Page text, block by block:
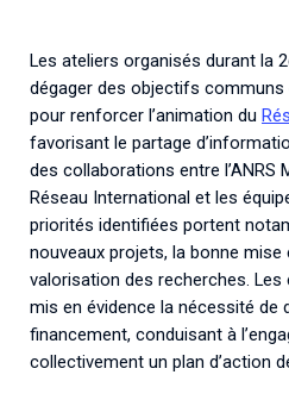
Les ateliers organisés durant la
dégager des objectifs
pour renforcer l’animation du
favorisant le partage
des collaborations entre l’ANRS
Réseau International et les
priorités identifiées portent
nouveaux projets, la bonne
valorisation des recherches.
mis en évidence la nécessité de
financement, conduisant à
collectivement un plan d’action